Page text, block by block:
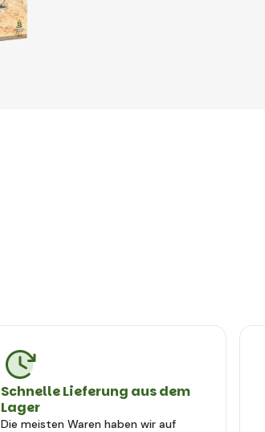
Schnelle Lieferung aus dem
Lager
Die meisten Waren haben wir auf